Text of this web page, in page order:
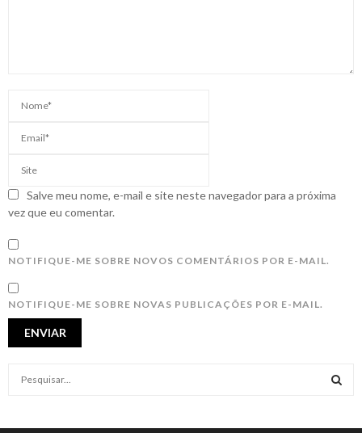
Salve meu nome, e-mail e site neste navegador para a próxima
vez que eu comentar.
NOTIFIQUE-ME SOBRE NOVOS COMENTÁRIOS POR E-MAIL.
NOTIFIQUE-ME SOBRE NOVAS PUBLICAÇÕES POR E-MAIL.